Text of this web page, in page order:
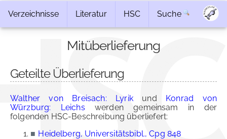
Verzeichnisse Literatur HSC Suche
Mitüberlieferung
Geteilte Überlieferung
Walther von Breisach: Lyrikund Konrad von
Würzburg: Leichs werden gemeinsam in der
folgenden HSC-Beschreibung überliefert:
■ Heidelberg, Universitätsbibl., Cpg 848